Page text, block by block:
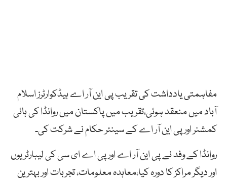
مفاہمتی یادداشت کی تقریب پی این آر اے ہیڈکوارٹرز اسلام
آباد میں منعقد ہوئی،تقریب میں پاکستان میں روانڈا کی ہائی
کمشنر اور پی این آر اے کے سینئر حکام نے شرکت کی۔
روانڈا کے وفد نے پی این آر اے اور پی اے ای سی کی لیبارٹریوں
اور دیگر مراکز کا دورہ کیا،معاہدہ معلومات، تجربات اور بہترین